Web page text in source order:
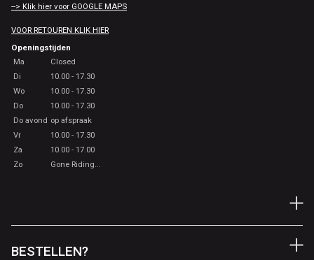
--> Klik hier voor GOOGLE MAPS
VOOR RETOUREN KLIK HIER
Openingstijden
Ma
Closed
Di
10.00 - 17.30
Wo
10.00 - 17.30
Do
10.00 - 17.30
Do avond op afspraak
Vr
10.00 - 17.30
Za
10.00 - 17.00
Zo
Gone Riding...
BESTELLEN?